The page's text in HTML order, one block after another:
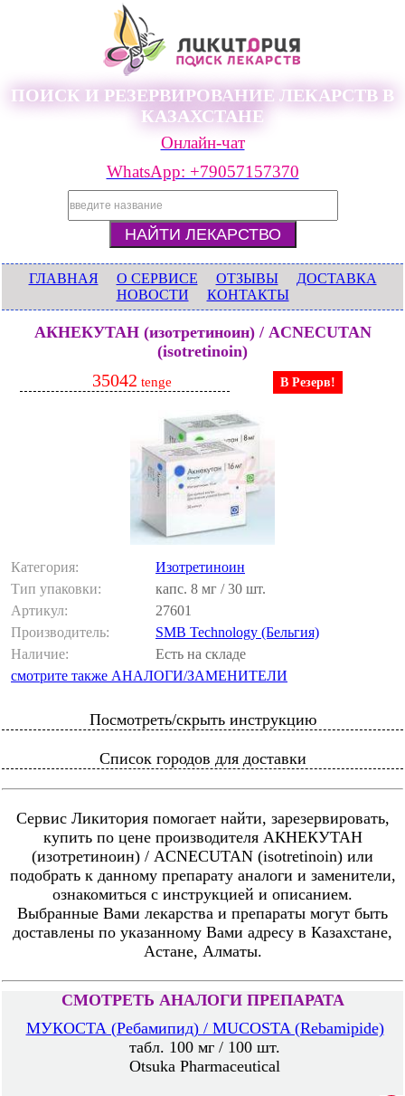
ПОИСК И РЕЗЕРВИРОВАНИЕ ЛЕКАРСТВ В
КАЗАХСТАНЕ
Онлайн-чат
WhatsApp: +79057157370
ГЛАВНАЯ О СЕРВИСЕ ОТЗЫВЫ
ДОСТАВКА
НОВОСТИ
КОНТАКТЫ
АКНЕКУТАН (изотретиноин) / ACNECUTAN
(isotretinoin)
35042 tenge В Резерв!
Категория:
Изотретиноин
Тип упаковки:
капс. 8 мг / 30 шт.
Артикул:
27601
Производитель:
SMB Technology (Бельгия)
Наличие:
Есть на складе
смотрите также АНАЛОГИ/ЗАМЕНИТЕЛИ
Посмотреть/скрыть инструкцию
Список городов для доставки
Сервис Ликитория помогает найти, зарезервировать,
купить по цене производителя АКНЕКУТАН
(изотретиноин) / ACNECUTAN (isotretinoin) или
подобрать к данному препарату аналоги и заменители,
ознакомиться с инструкцией и описанием.
Выбранные Вами лекарства и препараты могут быть
доставлены по указанному Вами адресу в Казахстане,
Астане, Алматы.
СМОТРЕТЬ АНАЛОГИ ПРЕПАРАТА
МУКОСТА (Ребамипид) / MUCOSTA (Rebamipide)
табл. 100 мг / 100 шт.
Otsuka Pharmaceutical